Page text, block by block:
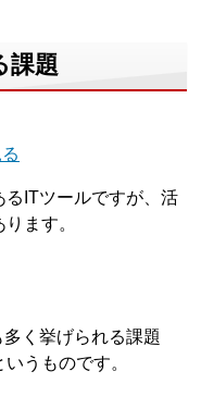
課題
ITツールですが、活
ます。
く挙げられる課題
うものです。